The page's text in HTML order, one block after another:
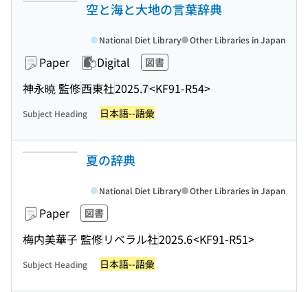
空と海と大地の言葉辞典
Paper Digital 図書
神永曉 監修西東社2025.7<KF91-R54>
National Diet Library Other Libraries in Japan
Subject Heading 日本語--語彙
夏の辞典
Paper 図書
梅内美華子 監修リベラル社2025.6<KF91-R51>
National Diet Library Other Libraries in Japan
Subject Heading 日本語--語彙